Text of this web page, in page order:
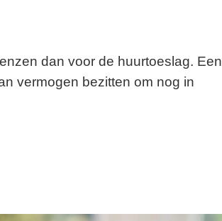
dan voor de huurtoeslag. Een
vermogen bezitten om nog in